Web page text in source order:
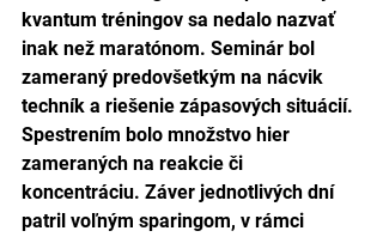
kvantum tréningov sa nedalo nazvať
inak než maratónom. Seminár bol
zameraný predovšetkým na nácvik
techník a riešenie zápasových situácií.
Spestrením bolo množstvo hier
zameraných na reakcie či
koncentráciu. Záver jednotlivých dní
patril voľným sparingom, v rámci